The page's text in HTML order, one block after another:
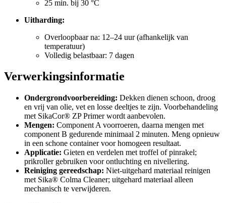
25 min. bij 30 °C
Uitharding:
Overloopbaar na: 12–24 uur (afhankelijk van
temperatuur)
Volledig belastbaar: 7 dagen
Verwerkingsinformatie
Ondergrondvoorbereiding: Dekken dienen schoon, droog
en vrij van olie, vet en losse deeltjes te zijn. Voorbehandeling
met SikaCor® ZP Primer wordt aanbevolen.
Mengen: Component A voorroeren, daarna mengen met
component B gedurende minimaal 2 minuten. Meng opnieuw
in een schone container voor homogeen resultaat.
Applicatie: Gieten en verdelen met troffel of pinrakel;
prikroller gebruiken voor ontluchting en nivellering.
Reiniging gereedschap: Niet-uitgehard materiaal reinigen
met Sika® Colma Cleaner; uitgehard materiaal alleen
mechanisch te verwijderen.